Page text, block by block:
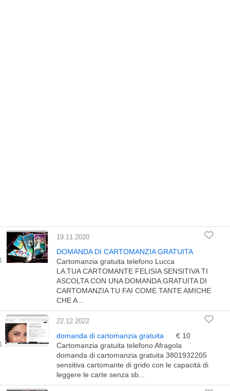
19.11.2020
DOMANDA DI CARTOMANZIA GRATUITA
Cartomanzia gratuita telefono Lucca
LA TUA CARTOMANTE FELISIA SENSITIVA TI
ASCOLTA CON UNA DOMANDA GRATUITA DI
CARTOMANZIA TU FAI COME TANTE AMICHE
CHE A...
22.12.2022
domanda di cartomanzia gratuita
€ 10
Cartomanzia gratuita telefono Afragola
domanda di cartomanzia gratuita 3801932205
sensitiva cartomante di grido con le capacità di
leggere le carte senza sb...